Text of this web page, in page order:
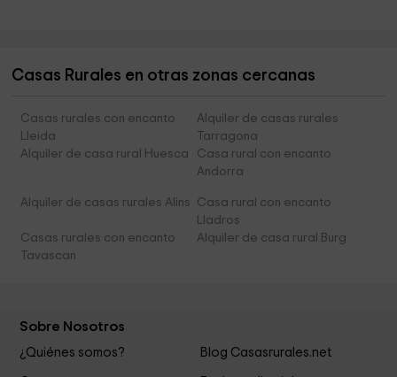
Casas Rurales en otras zonas cercanas
Casas rurales con encanto
Lleida
Alquiler de casas rurales
Tarragona
Alquiler de casa rural Huesca
Casa rural con encanto
Andorra
Alquiler de casas rurales Alins
Casa rural con encanto
Lladros
Casas rurales con encanto
Tavascan
Alquiler de casa rural Burg
Sobre Nosotros
¿Quiénes somos? Blog Casasrurales.net